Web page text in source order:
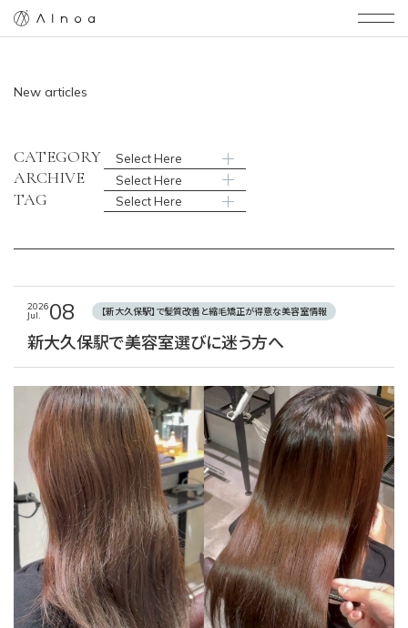
AInoa
New articles
CATEGORY Select Here
ARCHIVE Select Here
TAG Select Here
2026
Jul. 08 【新大久保駅】で髪質改善と縮毛矯正が得意な美容室情報
新大久保駅で美容室選びに迷う方へ